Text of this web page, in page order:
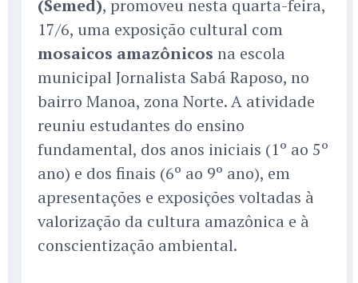
(Semed), promoveu nesta quarta-feira,
17/6, uma exposição cultural com
mosaicos amazônicos na escola
municipal Jornalista Sabá Raposo, no
bairro Manoa, zona Norte. A atividade
reuniu estudantes do ensino
fundamental, dos anos iniciais (1º ao 5º
ano) e dos finais (6º ao 9º ano), em
apresentações e exposições voltadas à
valorização da cultura amazônica e à
conscientização ambiental.